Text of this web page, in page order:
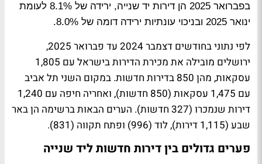
בפברואר 2025 הן דירות יד שנייה, ירידה של 8.1% לעומת
ינואר 2025 ובניכוי עונתיות ירידה דומה של 8.0%.
לפי נתוני בחודשים דצמבר 2024 עד פברואר 2025,
ירושלים מובילה את מכירת הדירות בישראל עם 1,805
עסקאות, מהן 850 בדירות חדשות. במקום השני תל אביב
עם 1,475 עסקאות (850 חדשות), ואחריה חיפה עם 1,240
דירות שנמכרו (327 חדשות). הערים הבאות ברשימה הן באר
שבע (1,115 דירות), לוד (996) ופתח תקווה (831).
פערים גדולים בין דירות חדשות ליד שנייה